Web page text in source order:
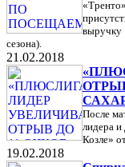
выручку
сезона).
21.02.2018
После
лидера
Козле»
19.02.2018